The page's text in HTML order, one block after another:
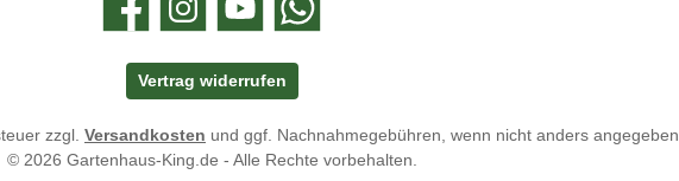
FacebookInstagramYouTube WhatsApp
Vertrag widerrufen
zzgl. Versandkosten und ggf. Nachnahmegebühren, wenn nicht anders angegeben.
© 2026 Gartenhaus-King.de - Alle Rechte vorbehalten.